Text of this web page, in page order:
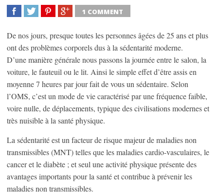
1 COMMENT
De nos jours, presque toutes les personnes âgées de 25 ans et plus
ont des problèmes corporels dus à la sédentarité moderne.
D’une manière générale nous passons la journée entre le salon, la
voiture, le fauteuil ou le lit. Ainsi le simple effet d’être assis en
moyenne 7 heures par jour fait de vous un sédentaire. Selon
l’OMS, c’est un mode de vie caractérisé par une fréquence faible,
voire nulle, de déplacements, typique des civilisations modernes et
très nuisible à la santé physique.
La sédentarité est un facteur de risque majeur de maladies non
transmissibles (MNT) telles que les maladies cardio-vasculaires, le
cancer et le diabète ; et seul une activité physique présente des
avantages importants pour la santé et contribue à prévenir les
maladies non transmissibles.